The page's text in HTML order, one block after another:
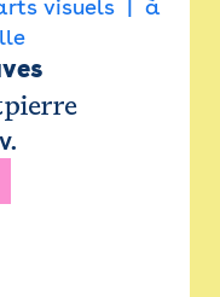
visuels
à